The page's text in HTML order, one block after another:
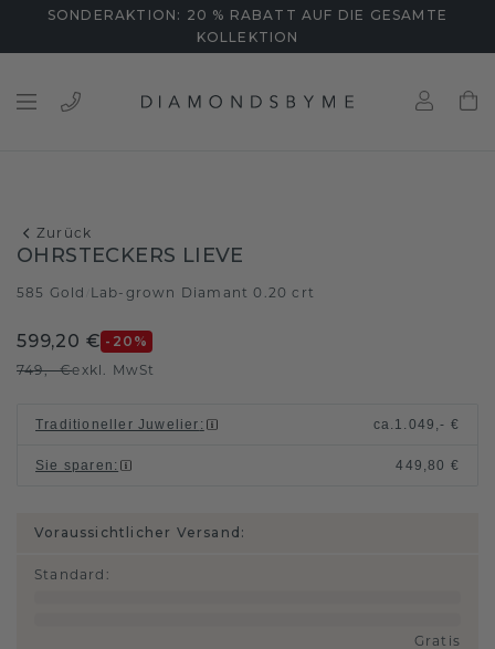
SONDERAKTION: 20 % RABATT AUF DIE GESAMTE
KOLLEKTION
Zurück
OHRSTECKERS LIEVE
585 Gold Lab-grown Diamant 0.20 crt
599,20 € -20 %
749,- €exkl. MwSt
Traditioneller Juwelier : ca. 1.049,- €
Sie sparen : 449,80 €
Voraussichtlicher Versand:
Standard :
Gratis